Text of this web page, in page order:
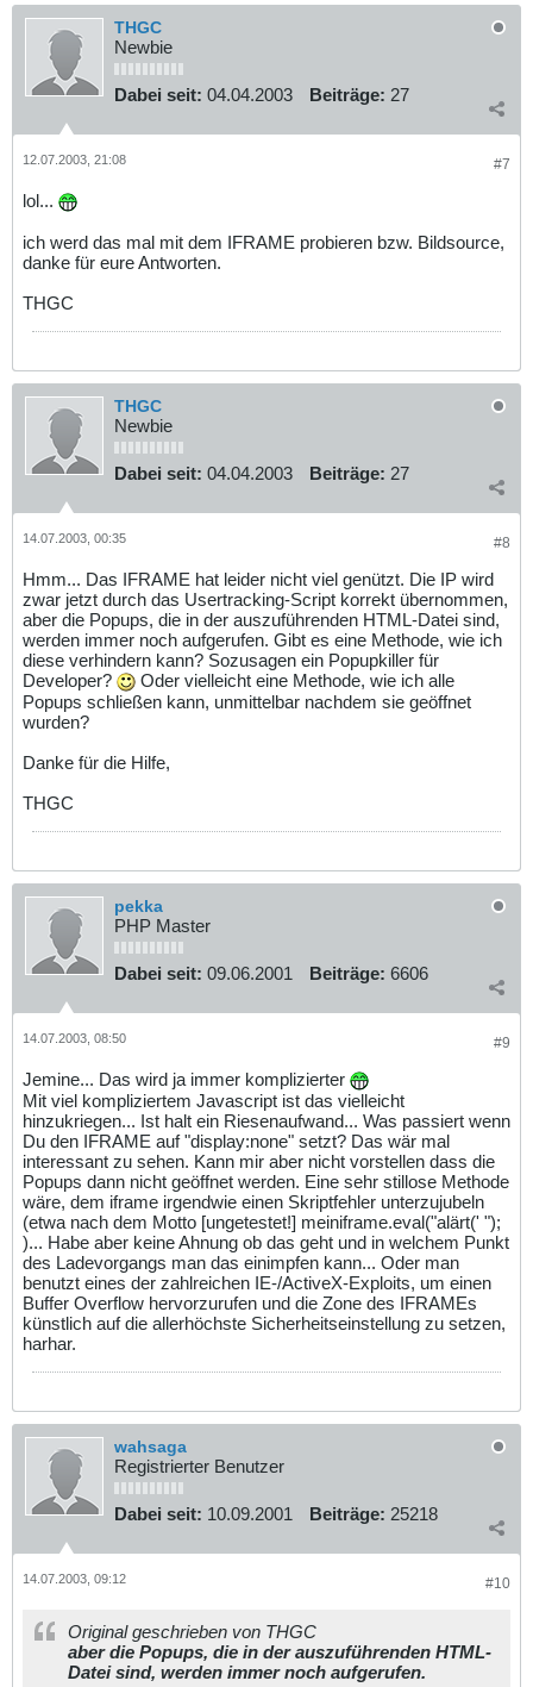
THGC
Newbie
Dabei seit: 04.04.2003 Beiträge: 27
#7
12.07.2003, 21:08
lol...
ich werd das mal mit dem IFRAME probieren bzw. Bildsource,
danke für eure Antworten.
THGC
THGC
Newbie
Dabei seit: 04.04.2003 Beiträge: 27
#8
14.07.2003, 00:35
Hmm... Das IFRAME hat leider nicht viel genützt. Die IP wird
zwar jetzt durch das Usertracking-Script korrekt übernommen,
aber die Popups, die in der auszuführenden HTML-Datei sind,
werden immer noch aufgerufen. Gibt es eine Methode, wie ich
diese verhindern kann? Sozusagen ein Popupkiller für
Developer?
Oder vielleicht eine Methode, wie ich alle
Popups schließen kann, unmittelbar nachdem sie geöffnet
wurden?
Danke für die Hilfe,
THGC
pekka
PHP Master
Dabei seit: 09.06.2001 Beiträge: 6606
#9
14.07.2003, 08:50
Jemine... Das wird ja immer komplizierter
Mit viel kompliziertem Javascript ist das vielleicht
hinzukriegen... Ist halt ein Riesenaufwand... Was passiert wenn
Du den IFRAME auf "display:none" setzt? Das wär mal
interessant zu sehen. Kann mir aber nicht vorstellen dass die
Popups dann nicht geöffnet werden. Eine sehr stillose Methode
wäre, dem iframe irgendwie einen Skriptfehler unterzujubeln
(etwa nach dem Motto [ungetestet!] meiniframe.eval("alärt(' ");
)... Habe aber keine Ahnung ob das geht und in welchem Punkt
des Ladevorgangs man das einimpfen kann... Oder man
benutzt eines der zahlreichen IE-/ActiveX-Exploits, um einen
Buffer Overflow hervorzurufen und die Zone des IFRAMEs
künstlich auf die allerhöchste Sicherheitseinstellung zu setzen,
harhar.
wahsaga
Registrierter Benutzer
Dabei seit: 10.09.2001 Beiträge: 25218
#10
14.07.2003, 09:12
Original geschrieben von THGC
aber die Popups, die in der auszuführenden HTML-
Datei sind, werden immer noch aufgerufen.